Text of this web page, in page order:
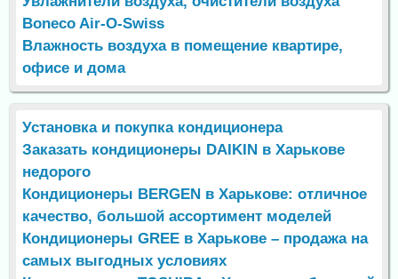
Boneco Air-O-Swiss
Влажность воздуха в помещение квартире,
офисе и дома
Установка и покупка кондиционера
Заказать кондиционеры DAIKIN в Харькове
недорого
Кондиционеры BERGEN в Харькове: отличное
качество, большой ассортимент моделей
Кондиционеры GREE в Харькове – продажа на
самых выгодных условиях